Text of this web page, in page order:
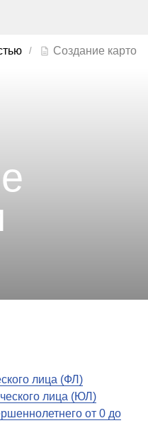
Создание
лица (ФЛ)
лица (ЮЛ)
от 0 до